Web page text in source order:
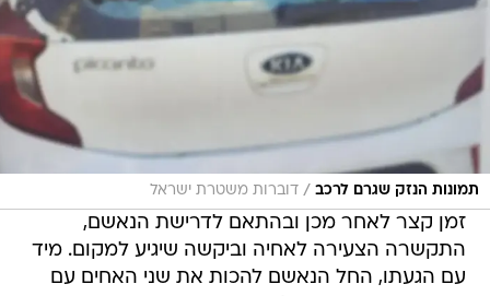
תמונות הנזק שגרם לרכב / דוברות משטרת ישראל
זמן קצר לאחר מכן ובהתאם לדרישת הנאשם,
התקשרה הצעירה לאחיה וביקשה שיגיע למקום. מיד
עם הגעתו, החל הנאשם להכות את שני האחים עם